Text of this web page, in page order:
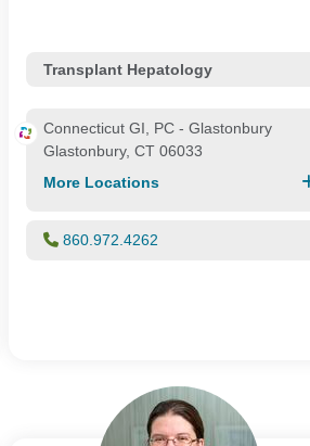
Transplant Hepatology
Connecticut GI, PC - Glastonbury
Glastonbury, CT 06033
More Locations
860.972.4262